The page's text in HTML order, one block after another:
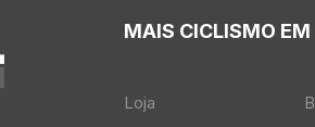
MAIS CICLISMO
Loja